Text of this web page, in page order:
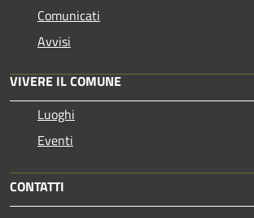
Comunicati
Avvisi
VIVERE IL COMUNE
Luoghi
Eventi
CONTATTI